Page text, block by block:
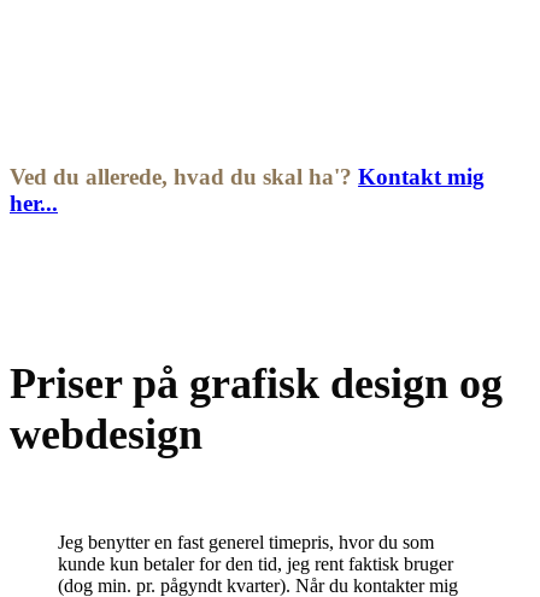
Ved du allerede, hvad du skal ha'? Kontakt mig
her...
Priser på grafisk design og
webdesign
Jeg benytter en fast generel timepris, hvor du som
kunde kun betaler for den tid, jeg rent faktisk bruger
(dog min. pr. pågyndt kvarter). Når du kontakter mig